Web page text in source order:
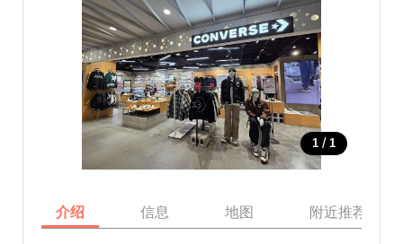
1 / 1
介绍 信息 地图 附近推荐景点